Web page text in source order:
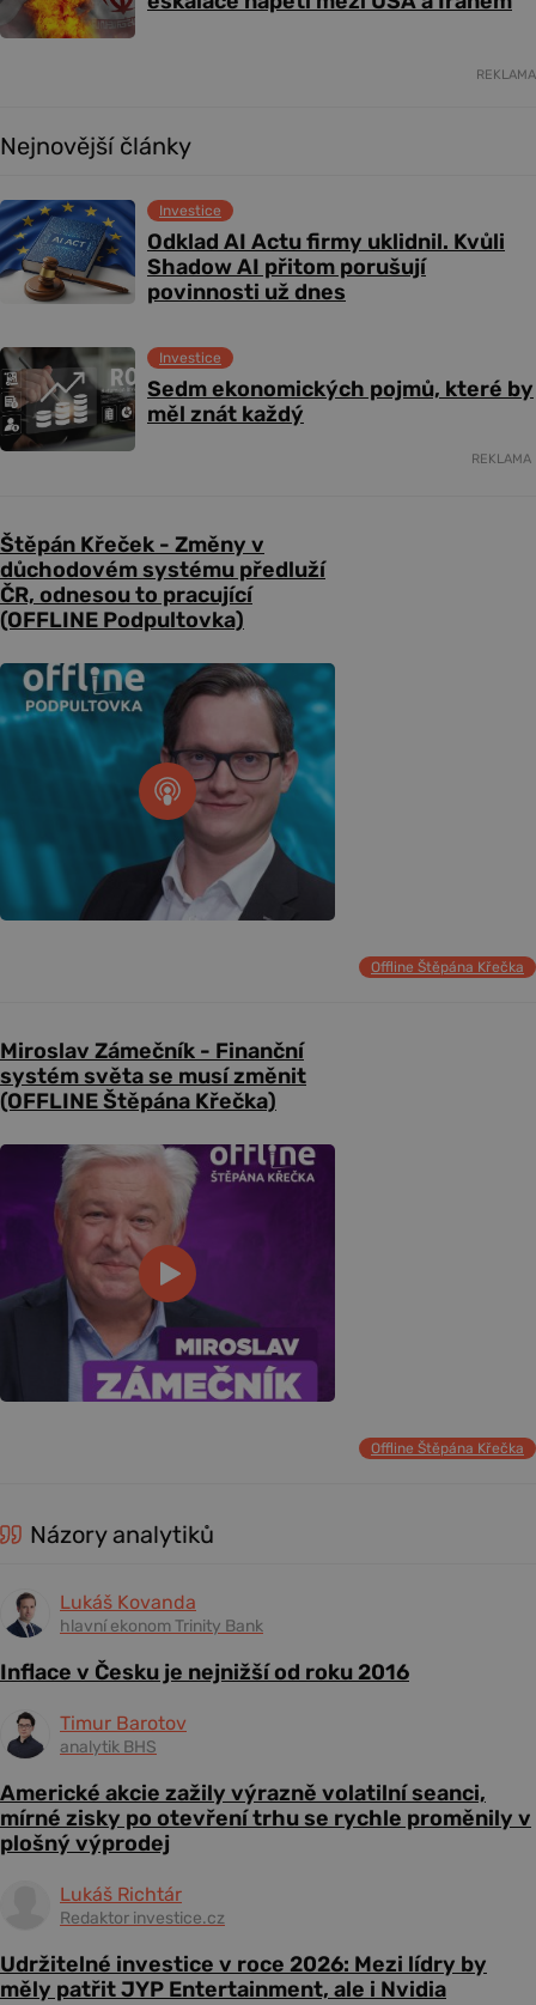
REKLAMA
Nejnovější články
Odklad AI Actu firmy uklidnil. Kvůli
Shadow AI přitom porušují
povinnosti už dnes
Investice
Sedm ekonomických pojmů, které by
měl znát každý
Investice
REKLAMA
Štěpán Křeček - Změny v
důchodovém systému předluží
ČR, odnesou to pracující
(OFFLINE Podpultovka)
Offline Štěpána Křečka
Miroslav Zámečník - Finanční
systém světa se musí změnit
(OFFLINE Štěpána Křečka)
Offline Štěpána Křečka
Názory analytiků
Lukáš Kovanda
hlavní ekonom Trinity Bank
Inflace v Česku je nejnižší od roku 2016
Timur Barotov
analytik BHS
Americké akcie zažily výrazně volatilní seanci,
mírné zisky po otevření trhu se rychle proměnily v
plošný výprodej
Lukáš Richtár
Redaktor investice.cz
Udržitelné investice v roce 2026: Mezi lídry by
měly patřit JYP Entertainment, ale i Nvidia